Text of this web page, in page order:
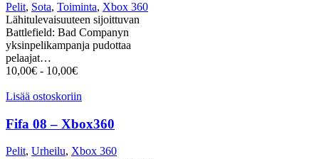
Pelit, Sota, Toiminta, Xbox 360
Lähitulevaisuuteen sijoittuvan
Battlefield: Bad Companyn
yksinpelikampanja pudottaa
pelaajat…
10,00€ - 10,00€
Lisää ostoskoriin
Fifa 08 – Xbox360
Pelit, Urheilu, Xbox 360